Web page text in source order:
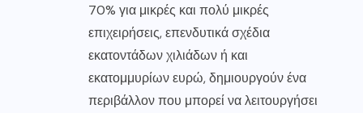
70% για μικρές και πολύ μικρές
επιχειρήσεις, επενδυτικά σχέδια
εκατοντάδων χιλιάδων ή και
εκατομμυρίων ευρώ, δημιουργούν ένα
περιβάλλον που μπορεί να λειτουργήσει